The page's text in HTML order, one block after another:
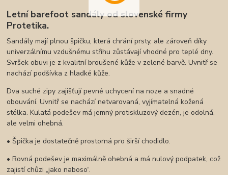
Letní barefoot sandály od slovenské firmy
Protetika.
Sandály mají plnou špičku, která chrání prsty, ale zároveň díky
univerzálnímu vzdušnému střihu zůstávají vhodné pro teplé dny.
Svršek obuvi je z kvalitní broušené kůže v zelené barvě. Uvnitř se
nachází podšívka z hladké kůže.
Dva suché zipy zajišťují pevné uchycení na noze a snadné
obouvání. Uvnitř se nachází netvarovaná, vyjímatelná kožená
stélka. Kulatá podešev má jemný protiskluzový dezén, je odolná,
ale velmi ohebná.
• Špička je dostatečně prostorná pro širší chodidlo.
• Rovná podešev je maximálně ohebná a má nulový podpatek, což
zajistí chůzi „jako naboso“.